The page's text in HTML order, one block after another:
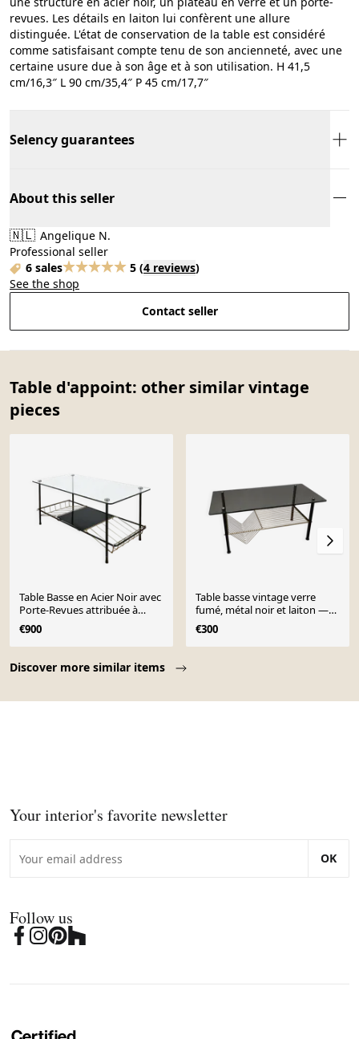
revues. Les détails en laiton lui confèrent une allure
distinguée. L'état de conservation de la table est considéré
comme satisfaisant compte tenu de son ancienneté, avec une
certaine usure due à son âge et à son utilisation. H 41,5
cm/16,3″ L 90 cm/35,4″ P 45 cm/17,7″
Selency guarantees
About this seller
🇳🇱 Angelique N.
Professional seller
6 sales
5 (4 reviews)
See the shop
Contact seller
Table d'appoint: other similar vintage
pieces
Discover more similar items
Table Basse en Acier Noir avec
Porte-Revues attribuée à
Pierre Guariche pour
Airborne, 1950s
€900
Table basse vintage verre
fumé, métal noir et laiton —
années 70
€300
Your interior's favorite newsletter
OK
Follow us